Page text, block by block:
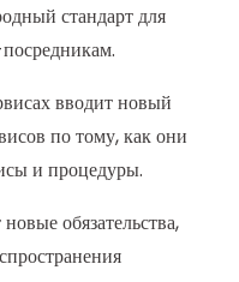
стандарт для
вводит новый
по тому, как они
и процедуры.
обязательства,